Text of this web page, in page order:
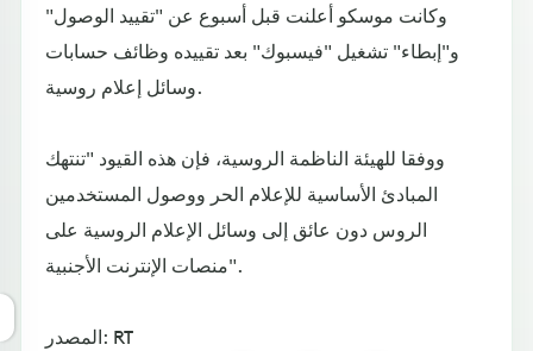
وكانت موسكو أعلنت قبل أسبوع عن "تقييد الوصول"
و"إبطاء" تشغيل "فيسبوك" بعد تقييده وظائف حسابات
وسائل إعلام روسية.
ووفقا للهيئة الناظمة الروسية، فإن هذه القيود "تنتهك
المبادئ الأساسية للإعلام الحر ووصول المستخدمين
الروس دون عائق إلى وسائل الإعلام الروسية على
منصات الإنترنت الأجنبية".
المصدر: RT